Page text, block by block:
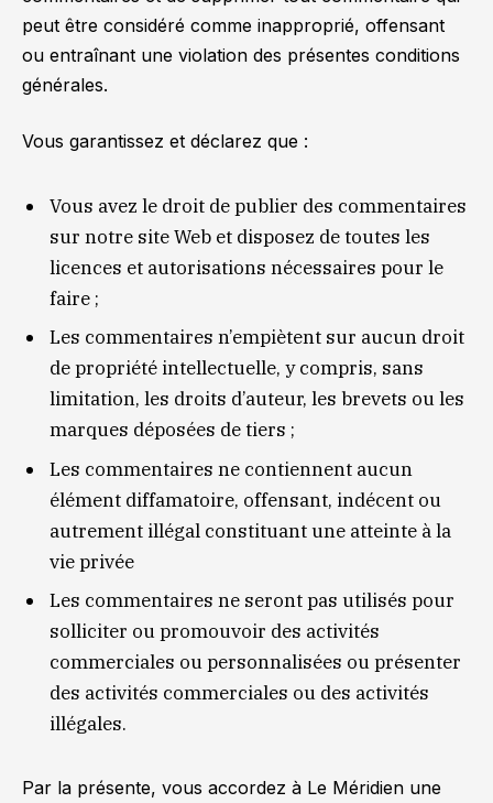
peut être considéré comme inapproprié, offensant
ou entraînant une violation des présentes conditions
générales.
Vous garantissez et déclarez que :
Vous avez le droit de publier des commentaires
sur notre site Web et disposez de toutes les
licences et autorisations nécessaires pour le
faire ;
Les commentaires n’empiètent sur aucun droit
de propriété intellectuelle, y compris, sans
limitation, les droits d’auteur, les brevets ou les
marques déposées de tiers ;
Les commentaires ne contiennent aucun
élément diffamatoire, offensant, indécent ou
autrement illégal constituant une atteinte à la
vie privée
Les commentaires ne seront pas utilisés pour
solliciter ou promouvoir des activités
commerciales ou personnalisées ou présenter
des activités commerciales ou des activités
illégales.
Par la présente, vous accordez à Le Méridien une